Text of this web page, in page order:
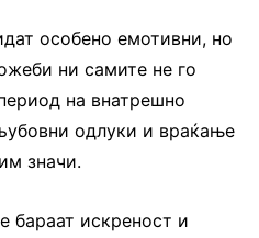
особено емотивни, но
ни самите не го
на внатрешно
одлуки и враќање
значи.
бараат искреност и